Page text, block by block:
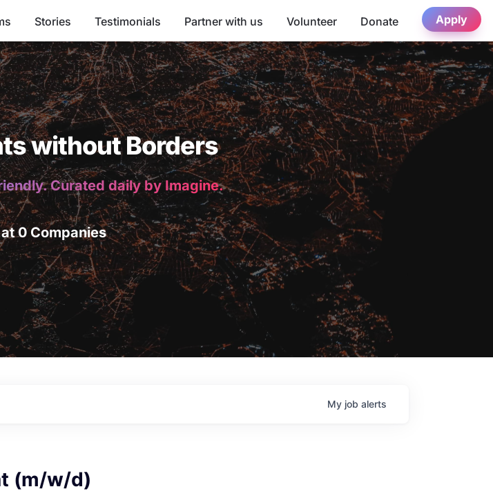
Stories Testimonials Partner with us Volunteer Donate Apply
without Borders
Curated daily by Imagine.
0 Companies
My job alerts
(m/w/d)